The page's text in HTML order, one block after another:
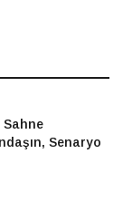
Senaryo